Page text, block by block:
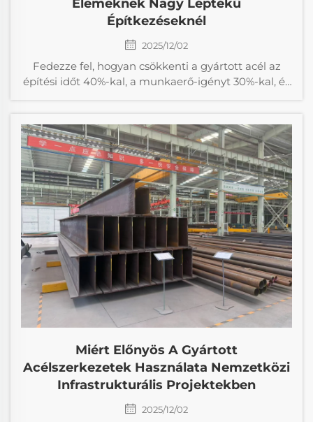
Elemeknek Nagy Léptékű
Építkezéseknél
2025/12/02
Fedezze fel, hogyan csökkenti a gyártott acél az
építési időt 40%-kal, a munkaerő-igényt 30%-kal, és
helyszínen kívüli gyártást nagy léptékű projektek
esetén. Szerezze be a teljes áttekintést.
Miért Előnyös A Gyártott
Acélszerkezetek Használata Nemzetközi
Infrastrukturális Projektekben
2025/12/02